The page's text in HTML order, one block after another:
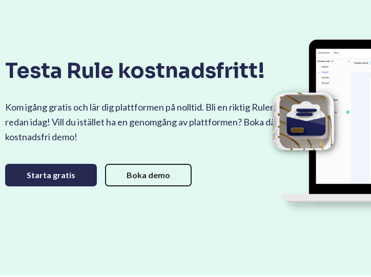
Testa Rule kostnadsfritt!
Kom igång gratis och lär dig plattformen på nolltid. Bli en riktig Ruler
redan idag! Vill du istället ha en genomgång av plattformen? Boka då en
kostnadsfri demo!
Starta gratis Boka demo